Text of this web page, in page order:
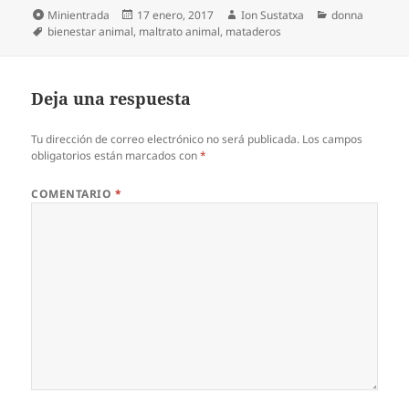
Formato
Minientrada
Publicado
el
17 enero, 2017 Autor
Ion Sustatxa Categorías
donna
Etiquetas
bienestar animal, maltrato animal, mataderos
Deja una respuesta
Tu dirección de correo electrónico no será publicada. Los campos
obligatorios están marcados con*
COMENTARIO *